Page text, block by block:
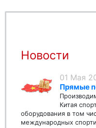
Новости
01 Мая
Прямые
Китая
оборудования в том
международных